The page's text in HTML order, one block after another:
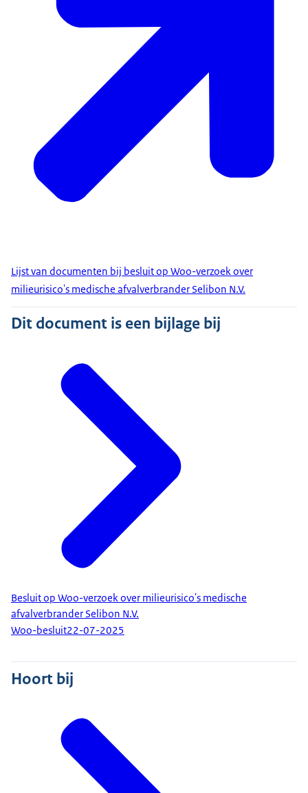
Lijst van documenten bij besluit op Woo-verzoek over
milieurisico's medische afvalverbrander Selibon N.V.
Dit document is een bijlage bij
Besluit op Woo-verzoek over milieurisico's medische
afvalverbrander Selibon N.V.
Woo-besluit22-07-2025
Hoort bij